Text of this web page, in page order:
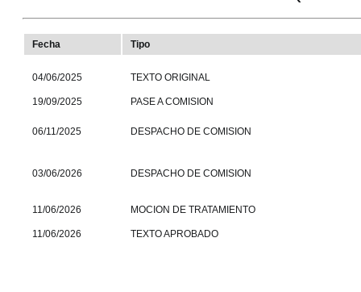
Fecha Tipo
04/06/2025 TEXTO ORIGINAL
19/09/2025 PASE A COMISION
06/11/2025 DESPACHO DE COMISION
03/06/2026 DESPACHO DE COMISION
11/06/2026 MOCION DE TRATAMIENTO
11/06/2026 TEXTO APROBADO